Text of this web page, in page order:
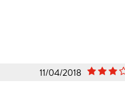
11/04/2018